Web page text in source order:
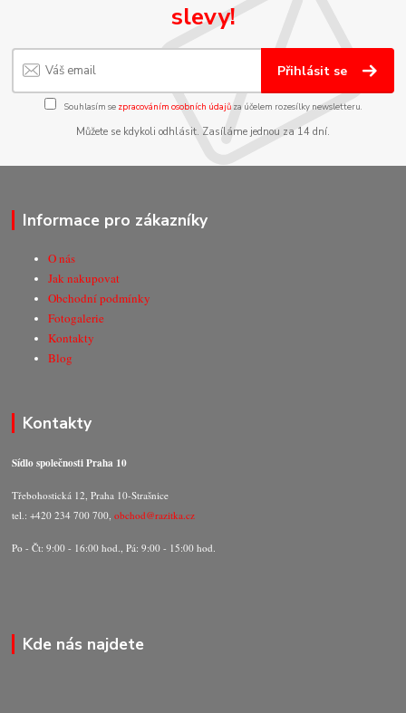
slevy!
Přihlásit se
Souhlasím se zpracováním osobních údajůza účelem rozesílky newsletteru.
Můžete se kdykoli odhlásit. Zasíláme jednou za 14 dní.
Informace pro zákazníky
O nás
Jak nakupovat
Obchodní podmínky
Fotogalerie
Kontakty
Blog
Kontakty
Sídlo společnosti Praha 10
Třebohostická 12, Praha 10-Strašnice
tel.: +420 234 700 700,obchod@razitka.cz
Po - Čt: 9:00 - 16:00 hod., Pá: 9:00 - 15:00 hod.
Kde nás najdete